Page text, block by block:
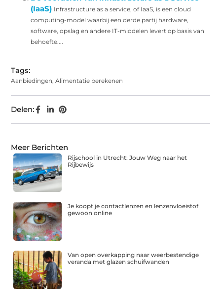
(IaaS) Infrastructure as a service, of IaaS, is een cloud
computing-model waarbij een derde partij hardware,
software, opslag en andere IT-middelen levert op basis van
behoefte....
Tags:
Aanbiedingen,Alimentatie berekenen
Delen:
Meer Berichten
Rijschool in Utrecht: Jouw Weg naar het
Rijbewijs
Je koopt je contactlenzen en lenzenvloeistof
gewoon online
Van open overkapping naar weerbestendige
veranda met glazen schuifwanden